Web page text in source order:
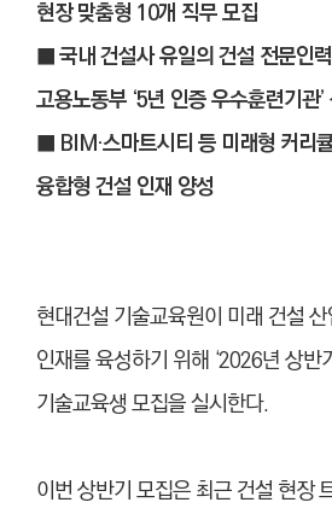
현장 맞춤형 10개 직무 모집
■ 국내 건설사 유일의 건설 전문인
고용노동부 ‘5년 인증 우수훈련기관
■ BIM·스마트시티 등 미래형 커리
융합형 건설 인재 양성
현대건설 기술교육원이 미래 건설
인재를 육성하기 위해 ‘2026년 상반
기술교육생 모집을 실시한다.
이번 상반기 모집은 최근 건설 현장